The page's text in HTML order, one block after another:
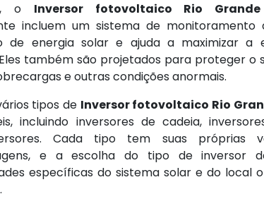
o Inversor fotovoltaico Rio
incluem um sistema de monitoramento
de energia solar e ajuda a maximizar a
também são projetados para proteger o
e outras condições anormais.
tipos de Inversor fotovoltaico Rio
incluindo inversores de cadeia,
Cada tipo tem suas próprias
e a escolha do tipo de inversor
específicas do sistema solar e do local